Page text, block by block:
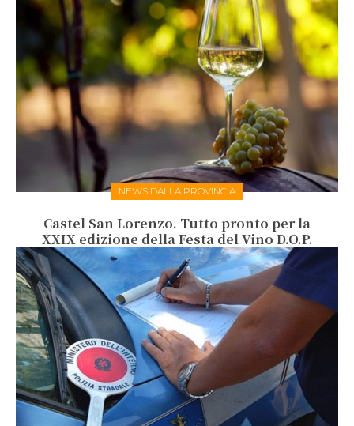
NEWS DALLA PROVINCIA
Castel San Lorenzo. Tutto pronto per la
XXIX edizione della Festa del Vino D.O.P.